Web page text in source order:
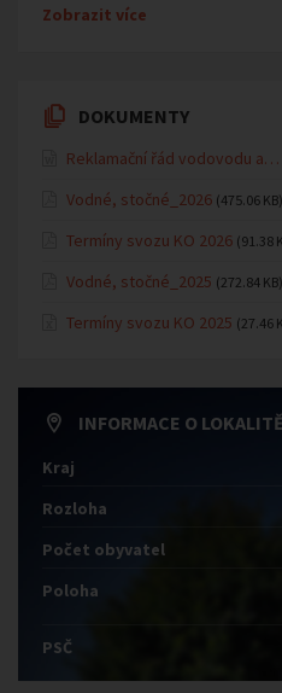
Zobrazit více
DOKUMENTY
Reklamační řád vodovodu a…
Vodné, stočné_2026 (475.06 KB)
Termíny svozu KO 2026 (91.38
Vodné, stočné_2025 (272.84 KB)
Termíny svozu KO 2025 (27.46
INFORMACE O LOKALITĚ
Kraj
Rozloha
Počet obyvatel
Poloha
PSČ